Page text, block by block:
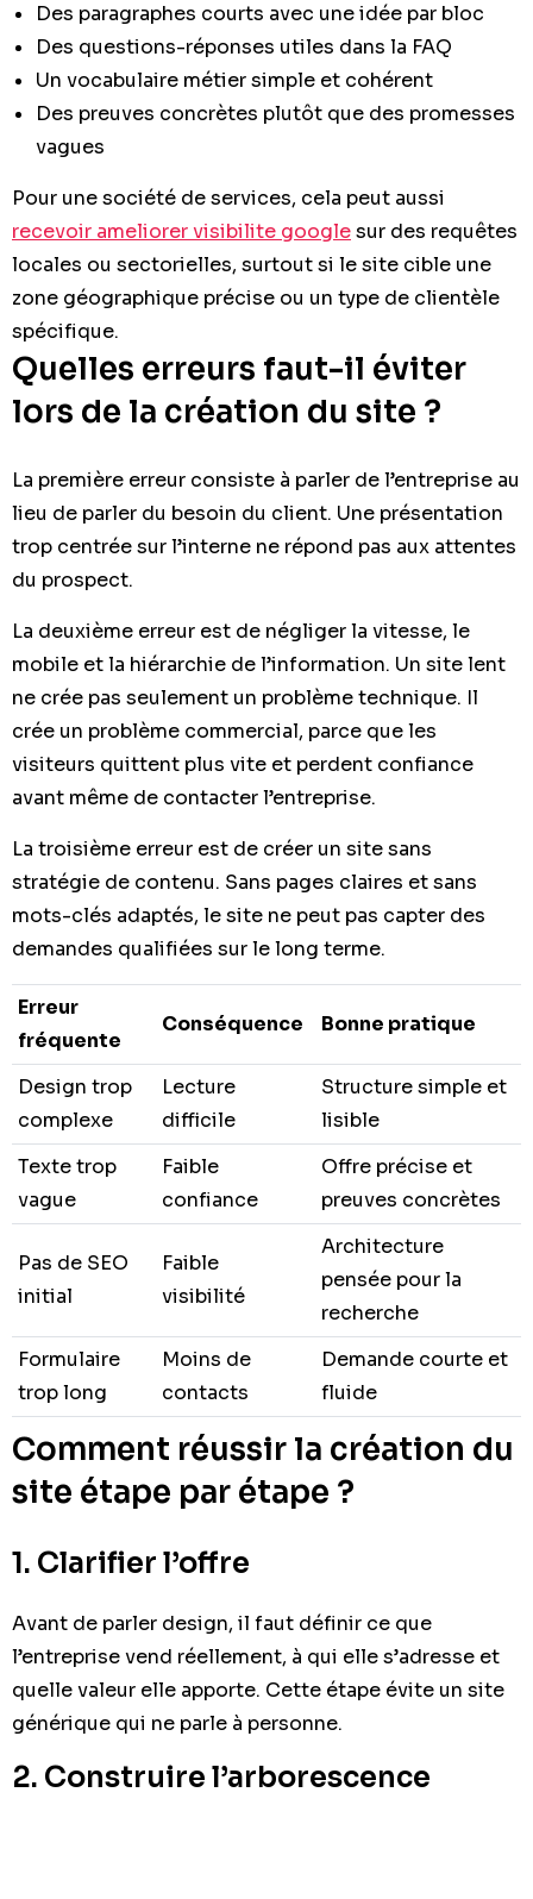
Des paragraphes courts avec une idée par bloc
Des questions-réponses utiles dans la FAQ
Un vocabulaire métier simple et cohérent
Des preuves concrètes plutôt que des promesses
vagues
Pour une société de services, cela peut aussi
recevoir ameliorer visibilite googlesur des requêtes
locales ou sectorielles, surtout si le site cible une
zone géographique précise ou un type de clientèle
spécifique.
Quelles erreurs faut-il éviter
lors de la création du site ?
La première erreur consiste à parler de l’entreprise au
lieu de parler du besoin du client. Une présentation
trop centrée sur l’interne ne répond pas aux attentes
du prospect.
La deuxième erreur est de négliger la vitesse, le
mobile et la hiérarchie de l’information. Un site lent
ne crée pas seulement un problème technique. Il
crée un problème commercial, parce que les
visiteurs quittent plus vite et perdent confiance
avant même de contacter l’entreprise.
La troisième erreur est de créer un site sans
stratégie de contenu. Sans pages claires et sans
mots-clés adaptés, le site ne peut pas capter des
demandes qualifiées sur le long terme.
Erreur
fréquente
Conséquence Bonne pratique
Design trop
complexe
Lecture
difficile
Structure simple et
lisible
Texte trop
vague
Faible
confiance
Offre précise et
preuves concrètes
Pas de SEO
initial
Faible
visibilité
Architecture
pensée pour la
recherche
Formulaire
trop long
Moins de
contacts
Demande courte et
fluide
Comment réussir la création du
site étape par étape ?
1. Clarifier l’offre
Avant de parler design, il faut définir ce que
l’entreprise vend réellement, à qui elle s’adresse et
quelle valeur elle apporte. Cette étape évite un site
générique qui ne parle à personne.
2. Construire l’arborescence